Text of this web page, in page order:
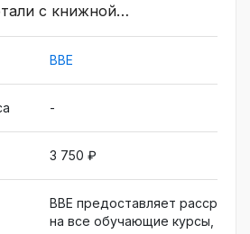
с книжной
разных континентах.
главными редакторами
начать зарабатывать уже
BBE
-
3 750 ₽
BBE предоставляет рассрочку
на все обучающие курсы,